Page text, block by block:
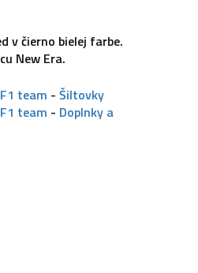
v čierno bielej farbe.
New Era.
team - Šiltovky
team - Doplnky a